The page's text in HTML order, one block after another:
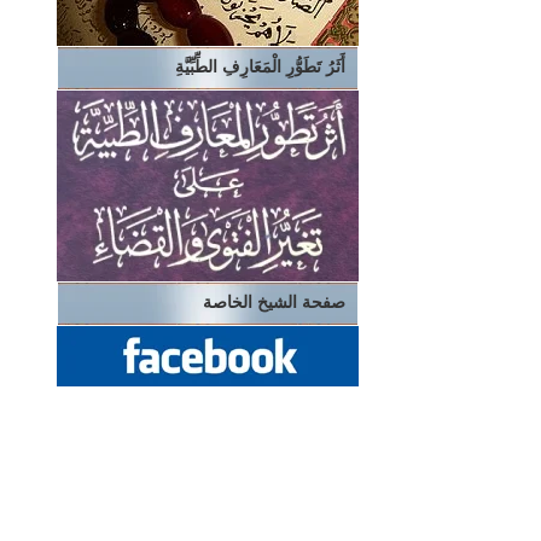
أَثَرُ تَطَوُّرِ الْمَعَارِفِ الطِّبِّيَّةِ
صفحة الشيخ الخاصة